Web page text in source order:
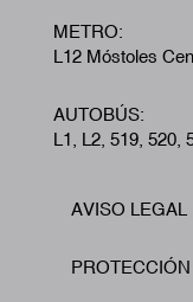
METRO:
L12 Móstoles
AUTOBÚS:
L1, L2, 519, 520,
Footer
AVISO LEGAL